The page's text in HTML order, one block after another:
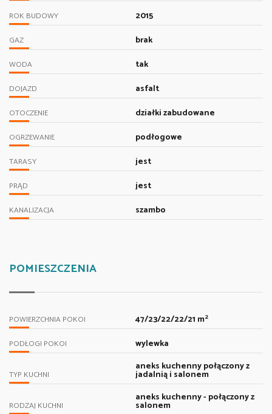
ROK BUDOWY 2015
GAZ brak
WODA tak
DOJAZD asfalt
OTOCZENIE działki zabudowane
OGRZEWANIE podłogowe
TARASY jest
PRĄD jest
KANALIZACJA szambo
POMIESZCZENIA
POWIERZCHNIA POKOI 47/23/22/22/21 m2
PODŁOGI POKOI wylewka
TYP KUCHNI
aneks kuchenny połączony z
jadalnią i salonem
RODZAJ KUCHNI
aneks kuchenny - połączony z
salonem